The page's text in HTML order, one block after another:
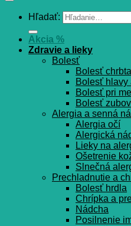
Hľadať:
Akcia %
Zdravie a lieky
Bolesť
Bolesť
Bolesť hlavy
Bolesť pri
Bolesť zubov
Alergia a senná
Alergia očí
Alergická
Lieky na
Ošetrenie
Slnečná
Prechladnutie a
Bolesť hrdla
Chrípka a
Nádcha
Posilnenie